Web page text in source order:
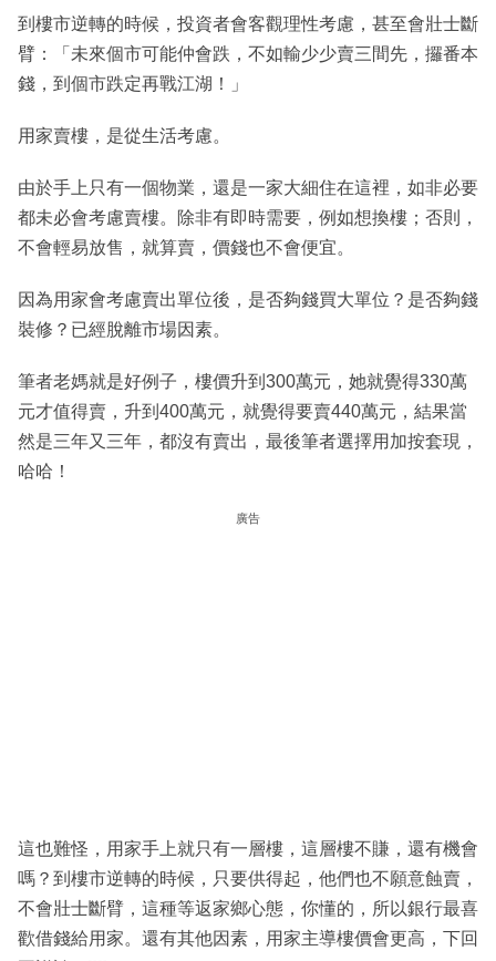
到樓市逆轉的時候，投資者會客觀理性考慮，甚至會壯士斷
臂：「未來個市可能仲會跌，不如輸少少賣三間先，攞番本
錢，到個市跌定再戰江湖！」
用家賣樓，是從生活考慮。
由於手上只有一個物業，還是一家大細住在這裡，如非必要
都未必會考慮賣樓。除非有即時需要，例如想換樓；否則，
不會輕易放售，就算賣，價錢也不會便宜。
因為用家會考慮賣出單位後，是否夠錢買大單位？是否夠錢
裝修？已經脫離市場因素。
筆者老媽就是好例子，樓價升到300萬元，她就覺得330萬
元才值得賣，升到400萬元，就覺得要賣440萬元，結果當
然是三年又三年，都沒有賣出，最後筆者選擇用加按套現，
哈哈！
廣告
這也難怪，用家手上就只有一層樓，這層樓不賺，還有機會
嗎？到樓市逆轉的時候，只要供得起，他們也不願意蝕賣，
不會壯士斷臂，這種等返家鄉心態，你懂的，所以銀行最喜
歡借錢給用家。還有其他因素，用家主導樓價會更高，下回